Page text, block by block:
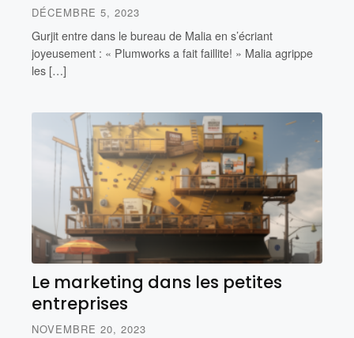
DÉCEMBRE 5, 2023
Gurjit entre dans le bureau de Malia en s’écriant
joyeusement : « Plumworks a fait faillite! » Malia agrippe
les […]
Le marketing dans les petites
entreprises
NOVEMBRE 20, 2023